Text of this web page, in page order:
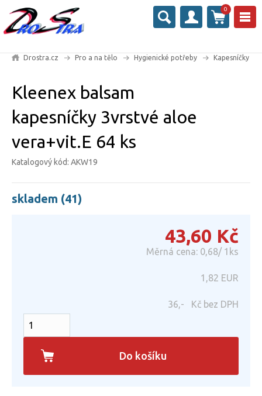
0
Drostra.cz Pro a na tělo Hygienické potřeby Kapesníčky
Kleenex balsam
kapesníčky 3vrstvé aloe
vera+vit.E 64 ks
Katalogový kód: AKW19
skladem (41)
43,60 Kč
Měrná cena: 0,68/ 1ks
1,82 EUR
36,- Kč bez DPH
Do košíku